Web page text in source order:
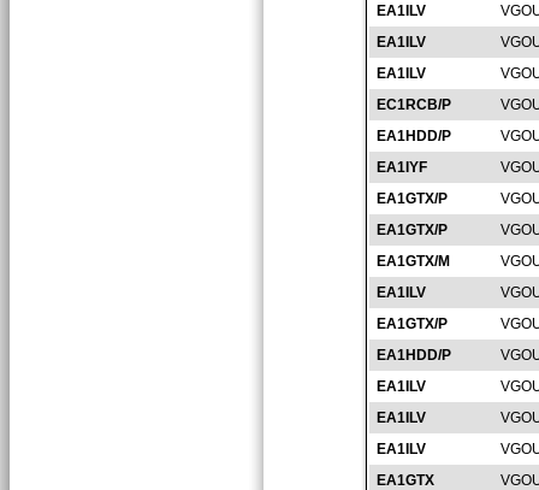
EA1ILV
EA1ILV
EA1ILV
EC1RCB/P
EA1HDD/P
EA1IYF
EA1GTX/P
EA1GTX/P
EA1GTX/M
EA1ILV
EA1GTX/P
EA1HDD/P
EA1ILV
EA1ILV
EA1ILV
EA1GTX